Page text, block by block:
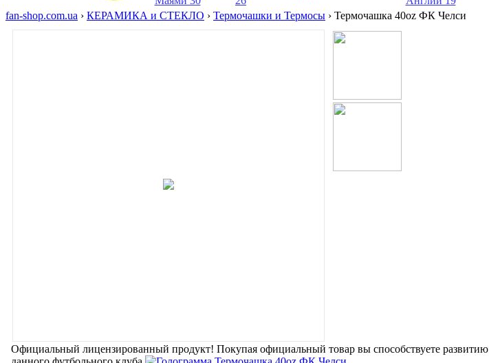
fan-shop.com.ua › КЕРАМИКА и СТЕКЛО › Термочашки и Термосы › Термочашка 40oz ФК Челси
Официальный лицензированный продукт! Покупая официальный товар вы способствуете развитию